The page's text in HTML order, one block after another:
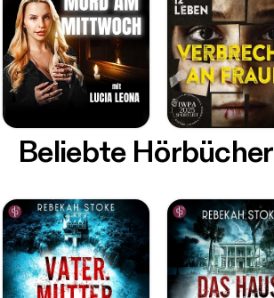
Beliebte Hörbücher